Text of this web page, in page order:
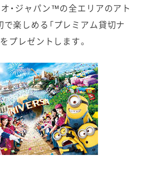
・ジャパン™の全エリアのアト
楽しめる「プレミアム貸切ナ
をプレゼントします。